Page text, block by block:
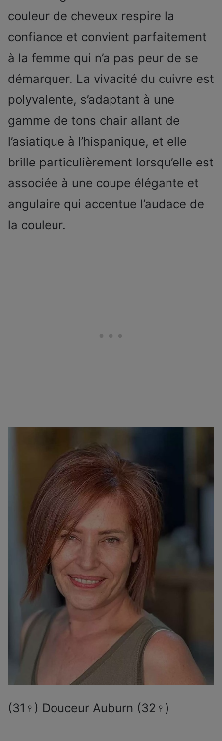
couleur de cheveux respire la
confiance et convient parfaitement
à la femme qui n’a pas peur de se
démarquer. La vivacité du cuivre est
polyvalente, s’adaptant à une
gamme de tons chair allant de
l’asiatique à l’hispanique, et elle
brille particulièrement lorsqu’elle est
associée à une coupe élégante et
angulaire qui accentue l’audace de
la couleur.
(31♀) Douceur Auburn (32♀)